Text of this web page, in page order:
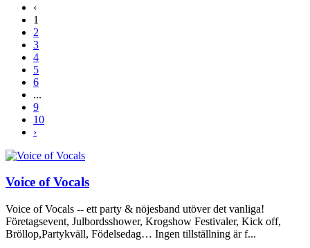
‹
1
2
3
4
5
6
...
9
10
›
Voice of Vocals
Voice of Vocals -- ett party & nöjesband utöver det vanliga!
Företagsevent, Julbordsshower, Krogshow Festivaler, Kick off,
Bröllop,Partykväll, Födelsedag… Ingen tillställning är f...